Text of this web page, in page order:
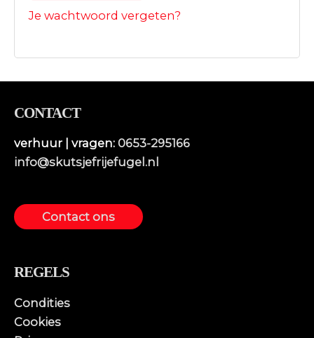
Je wachtwoord vergeten?
CONTACT
verhuur | vragen: 0653-295166
info@skutsjefrijefugel.nl
Contact ons
REGELS
Condities
Cookies